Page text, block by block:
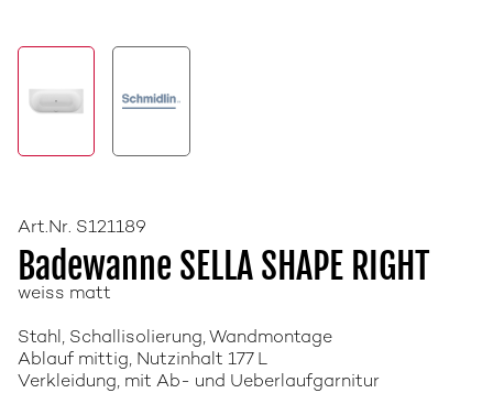
Art.Nr. S121189
Badewanne SELLA SHAPE RIGHT
weiss matt
Stahl, Schallisolierung, Wandmontage
Ablauf mittig, Nutzinhalt 177 L
Verkleidung, mit Ab- und Ueberlaufgarnitur